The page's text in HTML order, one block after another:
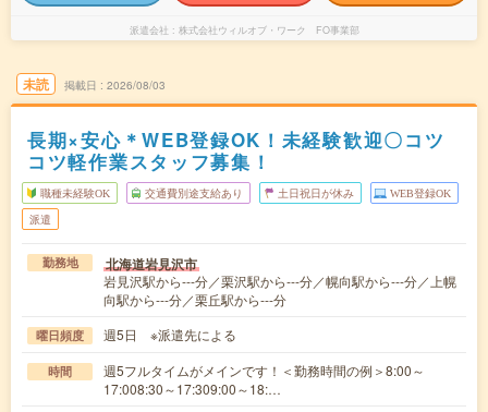
派遣会社 株式会社ウィルオブ・ワーク FO事業部
未読 掲載日 2026/08/03
長期×安心＊WEB登録OK！未経験歓迎〇コツ
コツ軽作業スタッフ募集！
職種未経験OK 交通費別途支給あり 土日祝日が休み WEB登録OK
派遣
勤務地 北海道岩見沢市
岩見沢駅から---分／栗沢駅から---分／幌向駅から---分／上幌
向駅から---分／栗丘駅から---分
曜日頻度 週5日 ※派遣先による
時間
週5フルタイムがメインです！＜勤務時間の例＞8:00～
17:008:30～17:309:00～18:…